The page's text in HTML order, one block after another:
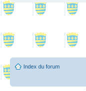
Index du forum